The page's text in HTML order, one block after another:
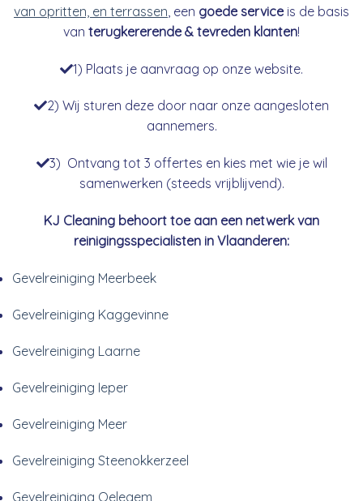
van opritten, en terrassen , een goede serviceis de basis
van terugkererende & tevreden klanten!
1) Plaats je aanvraag op onze website.
2) Wij sturen deze door naar onze aangesloten
aannemers.
3) Ontvang tot 3 offertes en kies met wie je wil
samenwerken (steeds vrijblijvend).
KJ Cleaning behoort toe aan een netwerk van
reinigingsspecialisten in Vlaanderen:
Gevelreiniging Meerbeek
Gevelreiniging Kaggevinne
Gevelreiniging Laarne
Gevelreiniging Ieper
Gevelreiniging Meer
Gevelreiniging Steenokkerzeel
Gevelreiniging Oelegem